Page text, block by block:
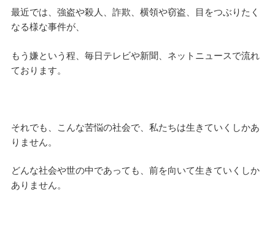
最近では、強盗や殺人、詐欺、横領や窃盗、目をつぶりたく
なる様な事件が、
もう嫌という程、毎日テレビや新聞、ネットニュースで流れ
ております。
それでも、こんな苦悩の社会で、私たちは生きていくしかあ
りません。
どんな社会や世の中であっても、前を向いて生きていくしか
ありません。